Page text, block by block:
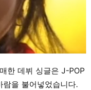
한 데뷔 싱글은 J-POP
을 불어넣었습니다.